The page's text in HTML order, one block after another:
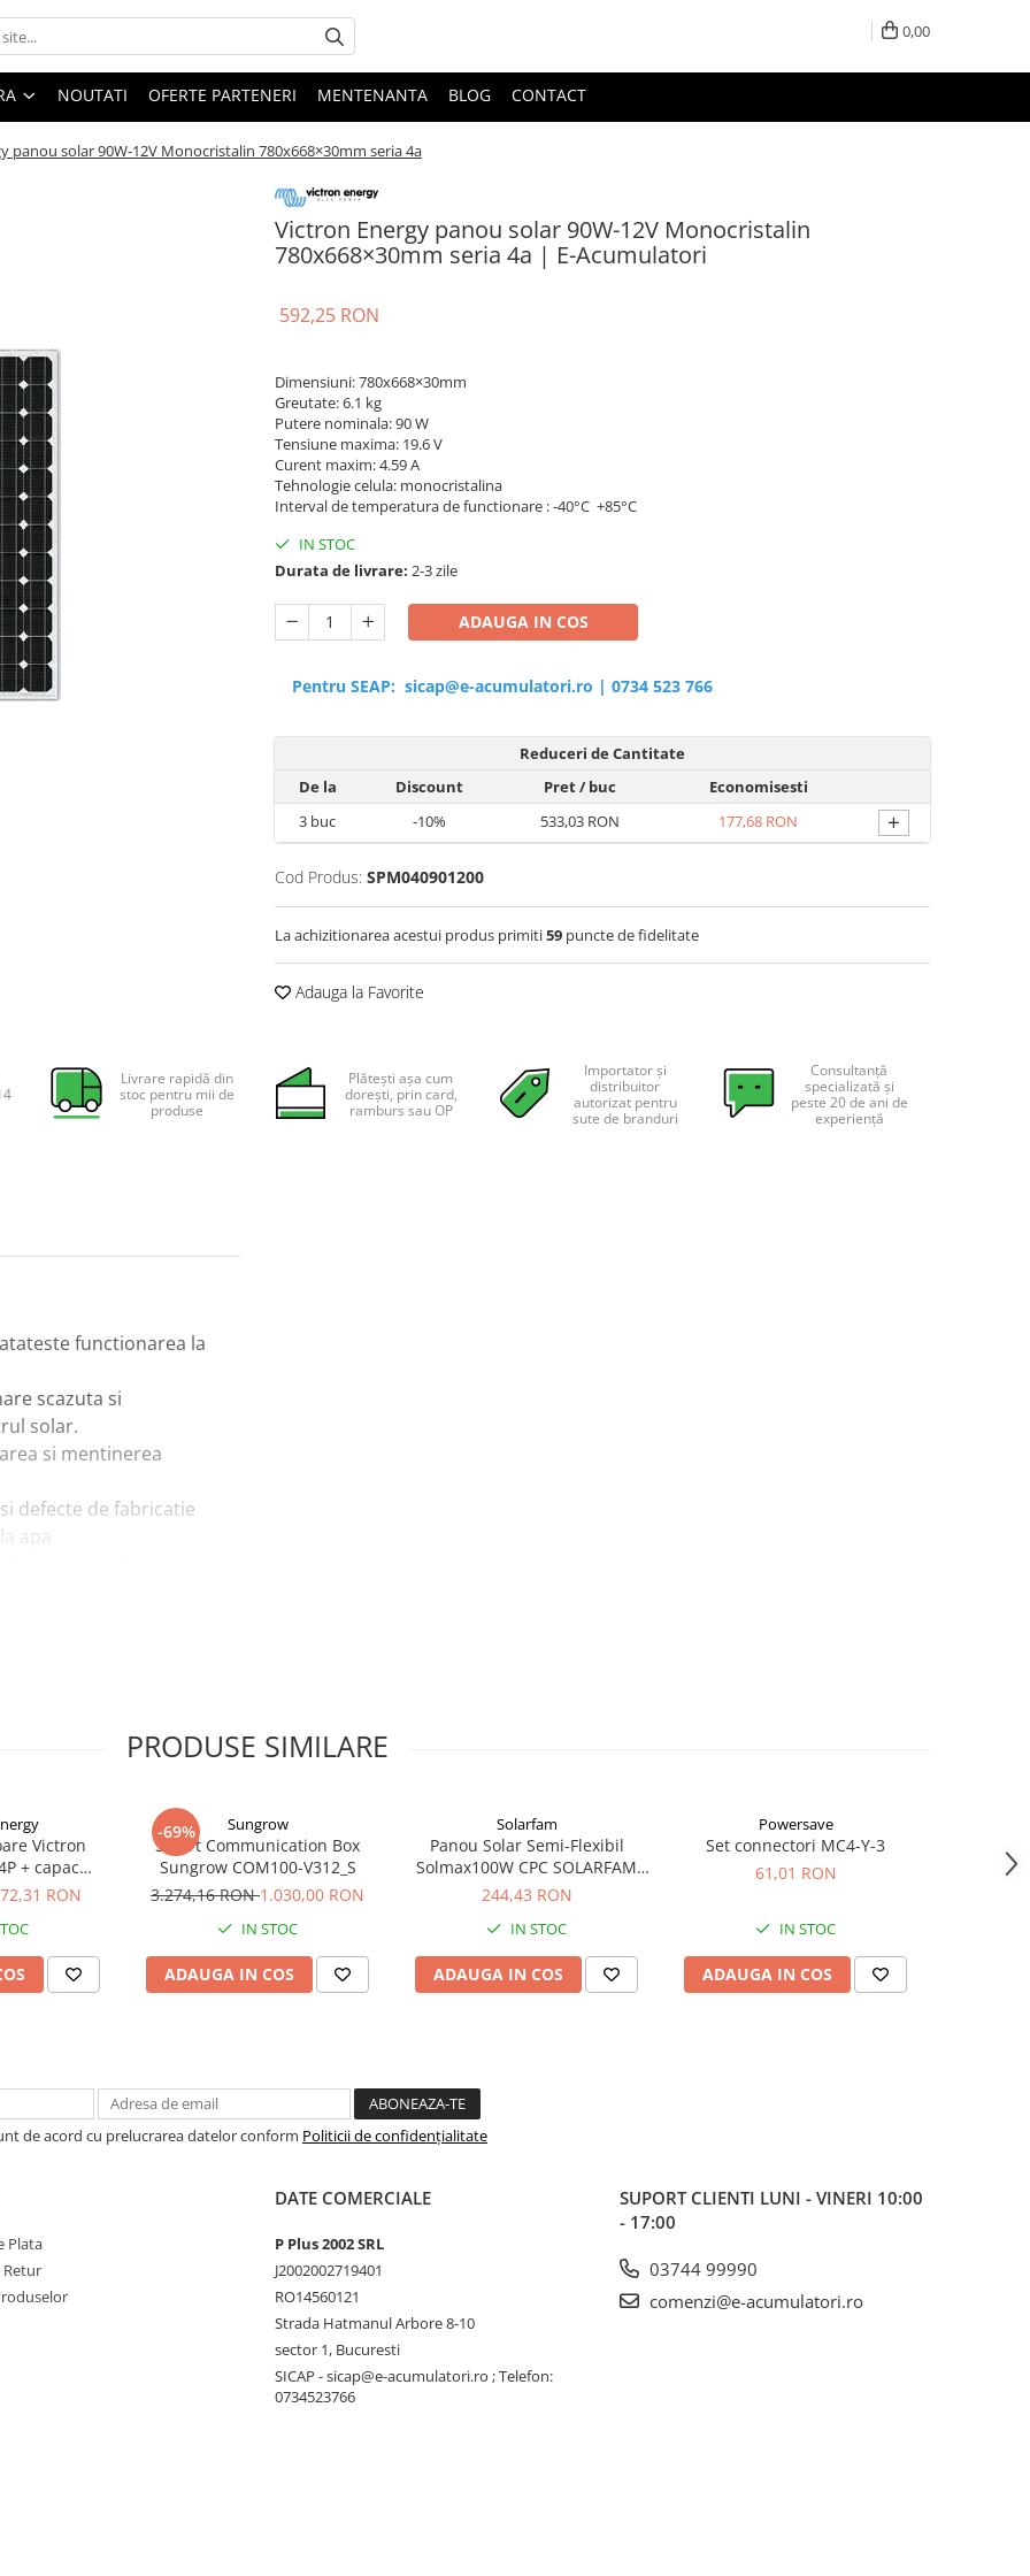
0,00
NOUTATI OFERTE PARTENERI MENTENANTA BLOG CONTACT
panou solar 90W-12V Monocristalin 780x668×30mm seria 4a
Victron Energy panou solar 90W-12V Monocristalin
780x668×30mm seria 4a | E-Acumulatori
592,25 RON
Dimensiuni: 780x668×30mm
Greutate: 6.1 kg
Putere nominala: 90 W
Tensiune maxima: 19.6 V
Curent maxim: 4.59 A
Tehnologie celula: monocristalina
Interval de temperatura de functionare : -40°C +85°C
IN STOC
Durata de livrare: 2-3 zile
ADAUGA IN COS
Pentru SEAP: sicap@e-acumulatori.ro | 0734 523 766
Reduceri de Cantitate
De la
Discount Pret/ buc
Economisesti
3 buc -10% 533,03 RON 177,68 RON +
Cod Produs: SPM040901200
La achizitionarea acestui produs primiti59 puncte de fidelitate
Adauga la Favorite
Livrare rapidă din
stoc pentru mii de
produse
Plătești așa cum
dorești, prin card,
ramburs sau OP
Importator și
distribuitor
autorizat pentru
sute de branduri
Consultanță
specializată și
peste 20 de ani de
experiență
functionarea la
scazuta si
solar.
si mentinerea
defecte de fabricatie
apa
Acetate - acetat de
stradal,
de
PRODUSE SIMILARE
Victron
+ capac
RON
-69% Sungrow
Smart Communication Box
Sungrow COM100-V312_S
3.274,16 RON1.030,00 RON
IN STOC
ADAUGA IN COS
Solarfam
Panou Solar Semi-Flexibil
Solmax100W CPC SOLARFAM
Solarfam-Flex-100
244,43 RON
IN STOC
ADAUGA IN COS
Powersave
Set connectori MC4-Y-3
61,01 RON
IN STOC
ADAUGA IN COS
Energy
de acord cu prelucrarea datelor conform Politicii de confidențialitate
Plata
Retur
DATE COMERCIALE
P Plus 2002 SRL
J2002002719401
RO14560121
Strada Hatmanul Arbore 8-10
sector 1, Bucuresti
SICAP - sicap@e-acumulatori.ro ; Telefon:
0734523766
SUPORT CLIENTI LUNI - VINERI 10:00
- 17:00
03744 99990
comenzi@e-acumulatori.ro